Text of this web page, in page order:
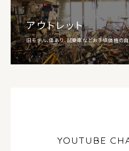
アウトレット
旧モデル、傷あり、試乗車などお手頃価格の
YOUTUBE